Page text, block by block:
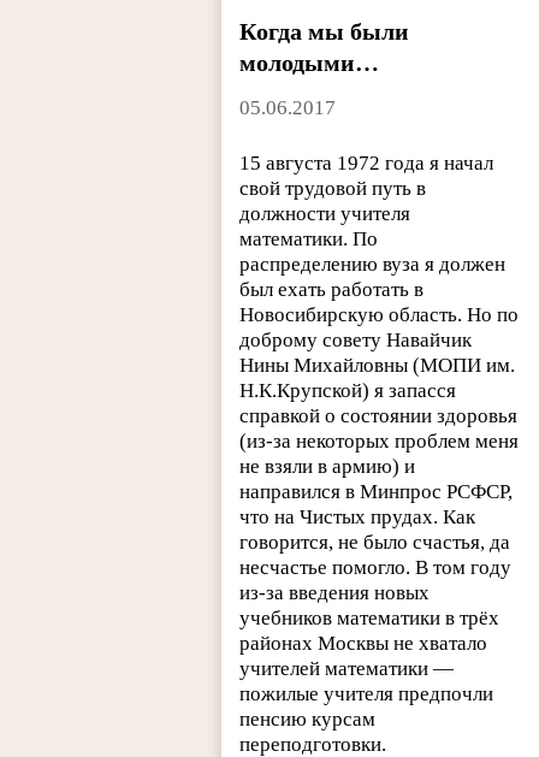
Когда мы были
молодыми…
05.06.2017
15 августа 1972 года я начал
свой трудовой путь в
должности учителя
математики. По
распределению вуза я должен
был ехать работать в
Новосибирскую область. Но по
доброму совету Навайчик
Нины Михайловны (МОПИ им.
Н.К.Крупской) я запасся
справкой о состоянии здоровья
(из-за некоторых проблем меня
не взяли в армию) и
направился в Минпрос РСФСР,
что на Чистых прудах. Как
говорится, не было счастья, да
несчастье помогло. В том году
из-за введения новых
учебников математики в трёх
районах Москвы не хватало
учителей математики —
пожилые учителя предпочли
пенсию курсам
переподготовки.